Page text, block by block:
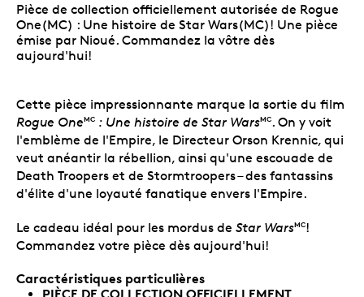
Pièce de collection officiellement autorisée de Rogue
One(MC) : Une histoire de Star Wars(MC)! Une pièce
émise par Nioué. Commandez la vôtre dès
aujourd'hui!
Cette pièce impressionnante marque la sortie du film
Rogue OneMC : Une histoire de Star WarsMC. On y voit
l'emblème de l'Empire, le Directeur Orson Krennic, qui
veut anéantir la rébellion, ainsi qu'une escouade de
Death Troopers et de Stormtroopers – des fantassins
d'élite d'une loyauté fanatique envers l'Empire.
Le cadeau idéal pour les mordus de Star WarsMC!
Commandez votre pièce dès aujourd'hui!
Caractéristiques particulières
PIÈCE DE COLLECTION OFFICIELLEMENT